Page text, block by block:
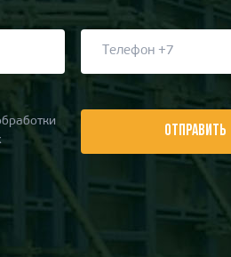
ОТПРАВИТЬ